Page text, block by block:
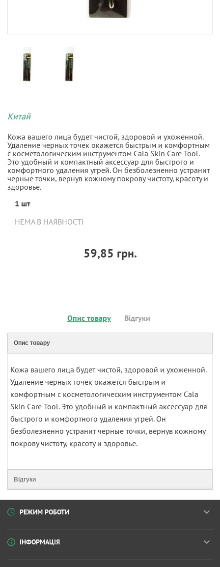
Китай
Кожа вашего лица будет чистой, здоровой и ухоженной.
Удаление черных точек окажется быстрым и комфортным
с косметологическим инструментом Cala Skin Care Tool.
Это удобный и компактный аксессуар для быстрого и
комфортного удаления угрей. Он безболезненно устранит
черные точки, вернув кожному покрову чистоту, красоту и
здоровье.
1 шт
НЕМА В НАЯВНОСТІ
59,85 грн.
Опис товару Відгуки
Опис товару
Кожа вашего лица будет чистой, здоровой и ухоженной.
Удаление черных точек окажется быстрым и
комфортным с косметологическим инструментом Cala
Skin Care Tool. Это удобный и компактный аксессуар для
быстрого и комфортного удаления угрей. Он
безболезненно устранит черные точки, вернув кожному
покрову чистоту, красоту и здоровье.
Відгуки
РЕЖИМ РОБОТИ
ІНФОРМАЦІЯ